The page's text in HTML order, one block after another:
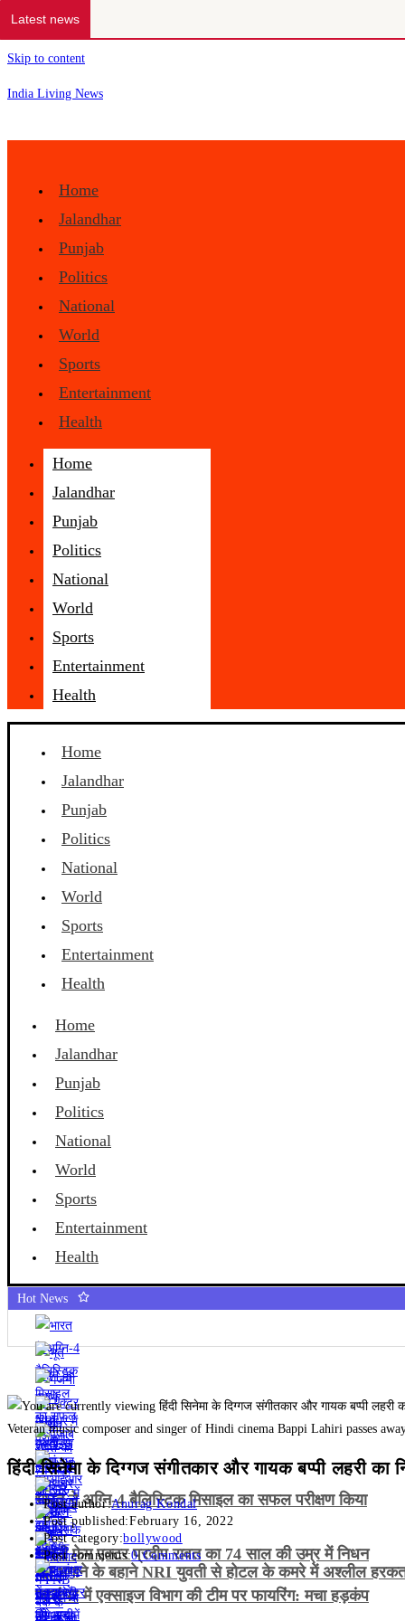
Latest news
Skip to content
India Living News
Home
Jalandhar
Punjab
Politics
National
World
Sports
Entertainment
Health
Home
Jalandhar
Punjab
Politics
National
World
Sports
Entertainment
Health
Home
Jalandhar
Punjab
Politics
National
World
Sports
Entertainment
Health
Home
Jalandhar
Punjab
Politics
National
World
Sports
Entertainment
Health
Hot News
भारत ने अग्नि-4 बैलिस्टिक मिसाइल का सफल परीक्षण किया
भूत भगाने के बहाने NRI युवती से होटल के कमरे में अश्लील
गजनी फेम एक्टर प्रदीप रावत का 74 साल की उम्र में निधन
जालंधर में एक्साइज विभाग की टीम पर फायरिंग: मचा हड़कंप
Veteran music composer and singer of Hindi cinema Bappi Lahiri passes
हिंदी सिनेमा के दिग्गज संगीतकार और गायक बप्पी लहरी का
Post author:Anurag Kondal
Post published:February 16, 2022
Post category:bollywood
Post comments:0 Comments